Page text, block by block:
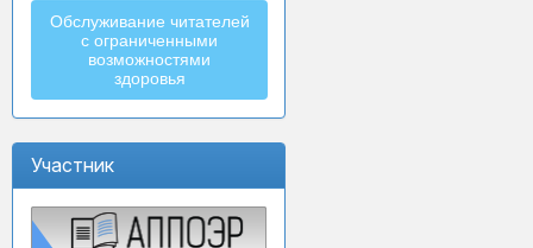
Обслуживание читателей
с ограниченными
возможностями
здоровья
Участник